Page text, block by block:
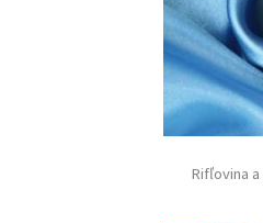
Rifľovina a